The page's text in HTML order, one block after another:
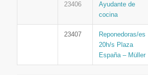
23406
Ayudante de
cocina
23407
Reponedoras/es
20h/s Plaza
España – Müller